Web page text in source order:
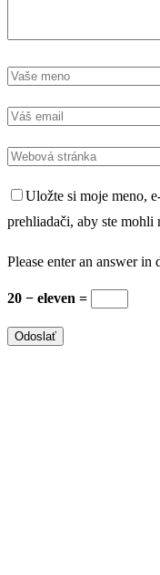
Uložte si moje meno,
prehliadači, aby ste mohli
Please enter an answer in
20 − eleven =